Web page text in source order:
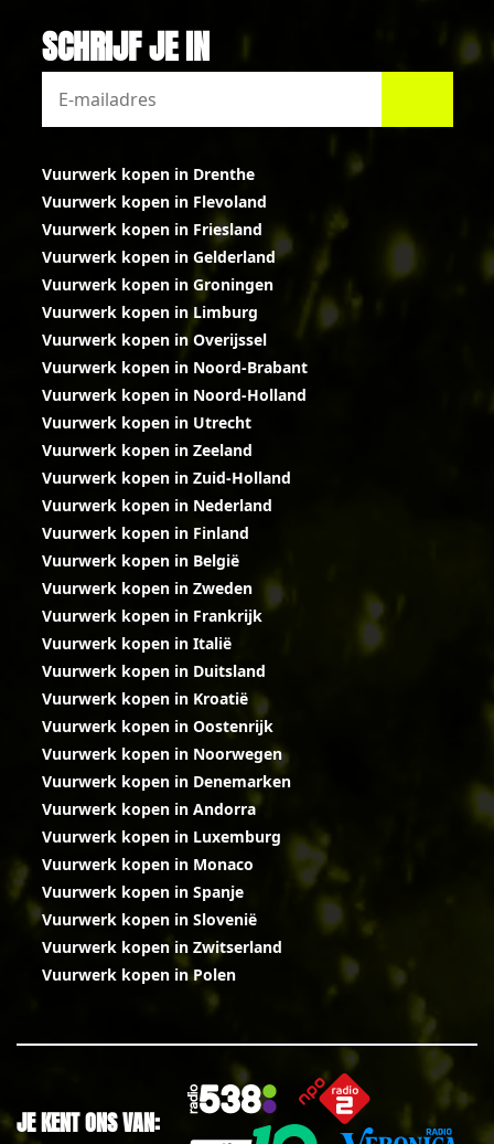
SCHRIJF JE IN
Vuurwerk kopen in Drenthe
Vuurwerk kopen in Flevoland
Vuurwerk kopen in Friesland
Vuurwerk kopen in Gelderland
Vuurwerk kopen in Groningen
Vuurwerk kopen in Limburg
Vuurwerk kopen in Overijssel
Vuurwerk kopen in Noord-Brabant
Vuurwerk kopen in Noord-Holland
Vuurwerk kopen in Utrecht
Vuurwerk kopen in Zeeland
Vuurwerk kopen in Zuid-Holland
Vuurwerk kopen in Nederland
Vuurwerk kopen in Finland
Vuurwerk kopen in België
Vuurwerk kopen in Zweden
Vuurwerk kopen in Frankrijk
Vuurwerk kopen in Italië
Vuurwerk kopen in Duitsland
Vuurwerk kopen in Kroatië
Vuurwerk kopen in Oostenrijk
Vuurwerk kopen in Noorwegen
Vuurwerk kopen in Denemarken
Vuurwerk kopen in Andorra
Vuurwerk kopen in Luxemburg
Vuurwerk kopen in Monaco
Vuurwerk kopen in Spanje
Vuurwerk kopen in Slovenië
Vuurwerk kopen in Zwitserland
Vuurwerk kopen in Polen
JE KENT ONS VAN: